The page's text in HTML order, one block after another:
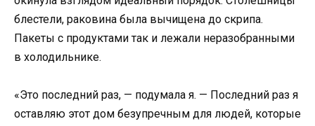
блестели, раковина была вычищена до скрипа.
Пакеты с продуктами так и лежали неразобранными
в холодильнике.
«Это последний раз, — подумала я. — Последний раз я
оставляю этот дом безупречным для людей, которые